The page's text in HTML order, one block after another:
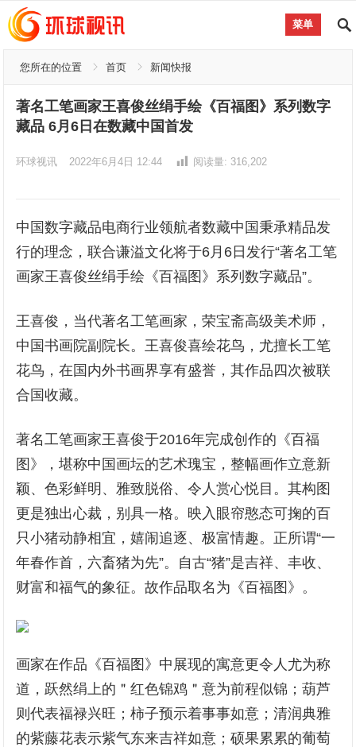
菜单
您所在的位置 首页 新闻快报
著名工笔画家王喜俊丝绢手绘《百福图》系列数字
藏品 6月6日在数藏中国首发
环球视讯 2022年6月4日 12:44 阅读量: 316,202
中国数字藏品电商行业领航者数藏中国秉承精品发
行的理念，联合谦溢文化将于6月6日发行“著名工笔
画家王喜俊丝绢手绘《百福图》系列数字藏品”。
王喜俊，当代著名工笔画家，荣宝斋高级美术师，
中国书画院副院长。王喜俊喜绘花鸟，尤擅长工笔
花鸟，在国内外书画界享有盛誉，其作品四次被联
合国收藏。
著名工笔画家王喜俊于2016年完成创作的《百福
图》，堪称中国画坛的艺术瑰宝，整幅画作立意新
颖、色彩鲜明、雅致脱俗、令人赏心悦目。其构图
更是独出心裁，别具一格。映入眼帘憨态可掬的百
只小猪动静相宜，嬉闹追逐、极富情趣。正所谓“一
年春作首，六畜猪为先”。自古“猪”是吉祥、丰收、
财富和福气的象征。故作品取名为《百福图》。
画家在作品《百福图》中展现的寓意更令人尤为称
道，跃然绢上的＂红色锦鸡＂意为前程似锦；葫芦
则代表福禄兴旺；柿子预示着事事如意；清润典雅
的紫藤花表示紫气东来吉祥如意；硕果累累的葡萄